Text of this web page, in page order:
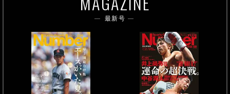
最新号